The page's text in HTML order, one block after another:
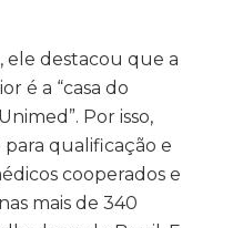
ele destacou que a
é a “casa do
Por isso,
qualificação e
cooperados e
mais de 340